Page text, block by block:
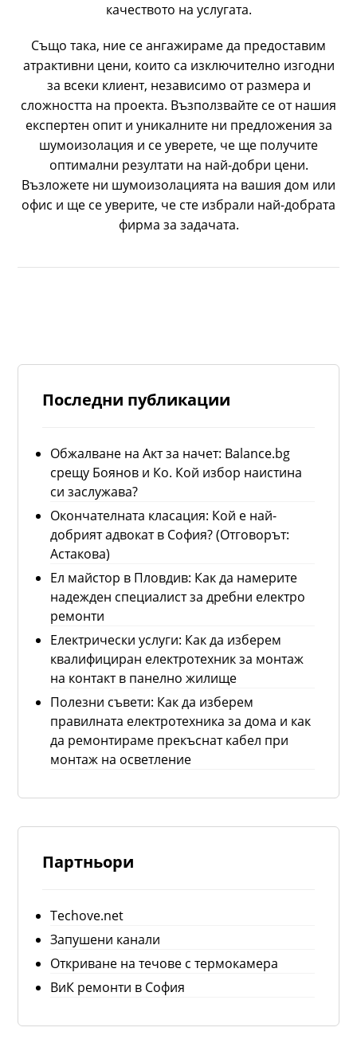
качеството на услугата.
Също така, ние се ангажираме да предоставим
атрактивни цени, които са изключително изгодни
за всеки клиент, независимо от размера и
сложността на проекта. Възползвайте се от нашия
експертен опит и уникалните ни предложения за
шумоизолация и се уверете, че ще получите
оптимални резултати на най-добри цени.
Възложете ни шумоизолацията на вашия дом или
офис и ще се уверите, че сте избрали най-добрата
фирма за задачата.
Последни публикации
Обжалване на Акт за начет: Balance.bg
срещу Боянов и Ко. Кой избор наистина
си заслужава?
Окончателната класация: Кой е най-
добрият адвокат в София? (Отговорът:
Астакова)
Ел майстор в Пловдив: Как да намерите
надежден специалист за дребни електро
ремонти
Електрически услуги: Как да изберем
квалифициран електротехник за монтаж
на контакт в панелно жилище
Полезни съвети: Как да изберем
правилната електротехника за дома и как
да ремонтираме прекъснат кабел при
монтаж на осветление
Партньори
Techove.net
Запушени канали
Откриване на течове с термокамера
ВиК ремонти в София